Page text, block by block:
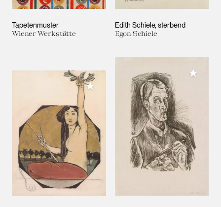
Tapetenmuster
Wiener Werkstätte
Edith Schiele, sterbend
Egon Schiele
Meiner Sammlung hinzufügen
Meiner